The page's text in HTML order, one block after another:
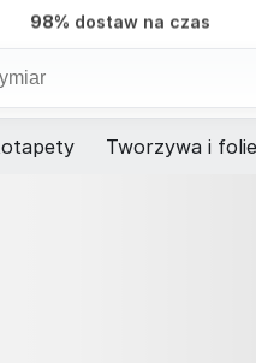
7 dniprodukcja na wymiar
Tworzywa i folie